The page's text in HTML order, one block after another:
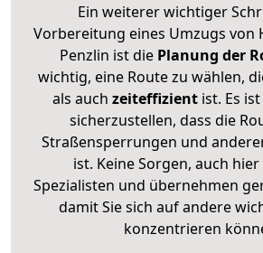
Ein weiterer wichtiger
Vorbereitung eines Umzugs von
Penzlin ist die Planung der
wichtig, eine Route zu wählen,
als auch zeiteffizientist. Es
sicherzustellen, dass die
Straßensperrungen und
ist. Keine Sorgen, auch
Spezialisten und übernehmen
damit Sie sich auf andere
konzentrieren